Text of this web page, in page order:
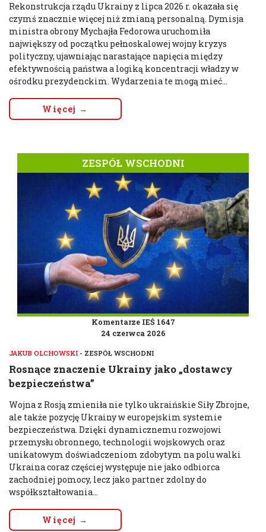
Rekonstrukcja rządu Ukrainy z lipca 2026 r. okazała się
czymś znacznie więcej niż zmianą personalną. Dymisja
ministra obrony Mychajła Fedorowa uruchomiła
największy od początku pełnoskalowej wojny kryzys
polityczny, ujawniając narastające napięcia między
efektywnością państwa a logiką koncentracji władzy w
ośrodku prezydenckim. Wydarzenia te mogą mieć...
Więcej →
ZESPÓŁ WSCHODNI
Komentarze IEŚ 1647
24 czerwca 2026
JAKUB OLCHOWSKI - ZESPÓŁ WSCHODNI
Rosnące znaczenie Ukrainy jako „dostawcy
bezpieczeństwa”
Wojna z Rosją zmieniła nie tylko ukraińskie Siły Zbrojne,
ale także pozycję Ukrainy w europejskim systemie
bezpieczeństwa. Dzięki dynamicznemu rozwojowi
przemysłu obronnego, technologii wojskowych oraz
unikatowym doświadczeniom zdobytym na polu walki
Ukraina coraz częściej występuje nie jako odbiorca
zachodniej pomocy, lecz jako partner zdolny do
współkształtowania...
Więcej →